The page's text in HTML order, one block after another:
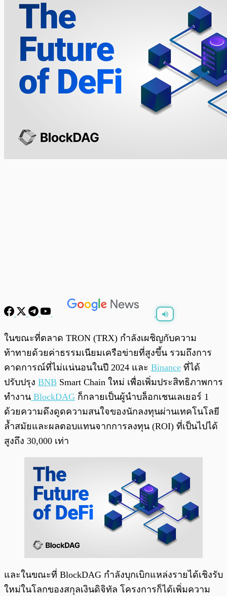
พร้อมเล่น
ในขณะที่ตลาด TRON (TRX) กำลังเผชิญกับความ
ท้าทายด้วยค่าธรรมเนียมเครือข่ายที่สูงขึ้น รวมถึงการ
คาดการณ์ที่ไม่แน่นอนในปี 2024 และ Binance ที่ได้
ปรับปรุง BNB Smart Chain ใหม่ เพื่อเพิ่มประสิทธิภาพการ
ทำงาน BlockDAG ก็กลายเป็นผู้นำบล็อกเชนเลเยอร์ 1
ด้วยความดึงดูดความสนใจของนักลงทุนผ่านเทคโนโลยี
ล้ำสมัยและผลตอบแทนจากการลงทุน (ROI) ที่เป็นไปได้
สูงถึง 30,000 เท่า
และในขณะที่ BlockDAG กำลังบุกเบิกแหล่งรายได้เชิงรับ
ใหม่ในโลกของสกุลเงินดิจิทัล โครงการก็ได้เพิ่มความ